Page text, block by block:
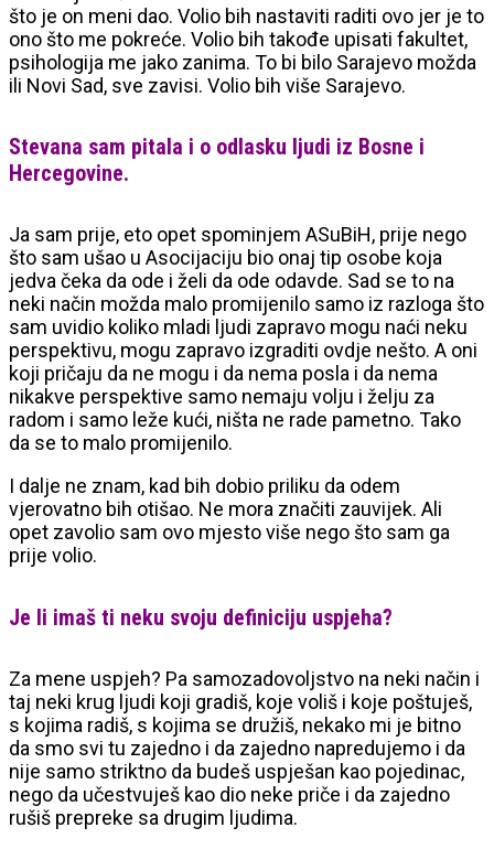
što je on meni dao. Volio bih nastaviti raditi ovo jer je to
ono što me pokreće. Volio bih takođe upisati fakultet,
psihologija me jako zanima. To bi bilo Sarajevo možda
ili Novi Sad, sve zavisi. Volio bih više Sarajevo.
Stevana sam pitala i o odlasku ljudi iz Bosne i
Hercegovine.
Ja sam prije, eto opet spominjem ASuBiH, prije nego
što sam ušao u Asocijaciju bio onaj tip osobe koja
jedva čeka da ode i želi da ode odavde. Sad se to na
neki način možda malo promijenilo samo iz razloga što
sam uvidio koliko mladi ljudi zapravo mogu naći neku
perspektivu, mogu zapravo izgraditi ovdje nešto. A oni
koji pričaju da ne mogu i da nema posla i da nema
nikakve perspektive samo nemaju volju i želju za
radom i samo leže kući, ništa ne rade pametno. Tako
da se to malo promijenilo.
I dalje ne znam, kad bih dobio priliku da odem
vjerovatno bih otišao. Ne mora značiti zauvijek. Ali
opet zavolio sam ovo mjesto više nego što sam ga
prije volio.
Je li imaš ti neku svoju definiciju uspjeha?
Za mene uspjeh? Pa samozadovoljstvo na neki način i
taj neki krug ljudi koji gradiš, koje voliš i koje poštuješ,
s kojima radiš, s kojima se družiš, nekako mi je bitno
da smo svi tu zajedno i da zajedno napredujemo i da
nije samo striktno da budeš uspješan kao pojedinac,
nego da učestvuješ kao dio neke priče i da zajedno
rušiš prepreke sa drugim ljudima.